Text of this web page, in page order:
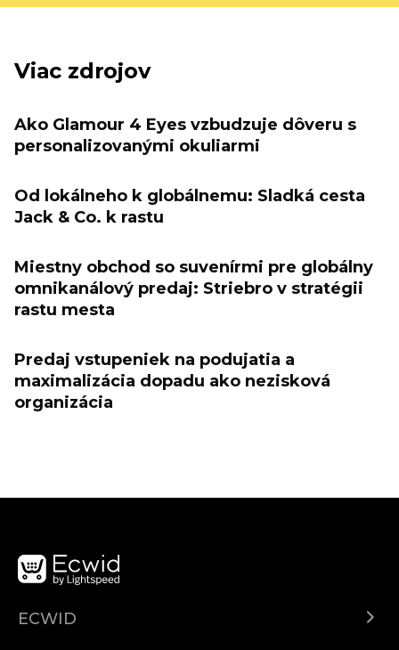
Viac zdrojov
Ako Glamour 4 Eyes vzbudzuje dôveru s
personalizovanými okuliarmi
Od lokálneho k globálnemu: Sladká cesta
Jack & Co. k rastu
Miestny obchod so suvenírmi pre globálny
omnikanálový predaj: Striebro v stratégii
rastu mesta
Predaj vstupeniek na podujatia a
maximalizácia dopadu ako nezisková
organizácia
ECWID